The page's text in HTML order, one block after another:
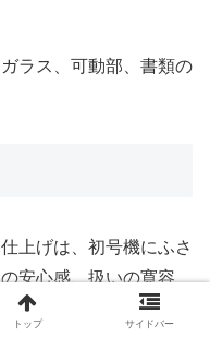
ラス、可動部、書類の
上げは、初号機にふさ
安心感、扱いの寛容
光量の順で理解すれ
トップ サイドバー